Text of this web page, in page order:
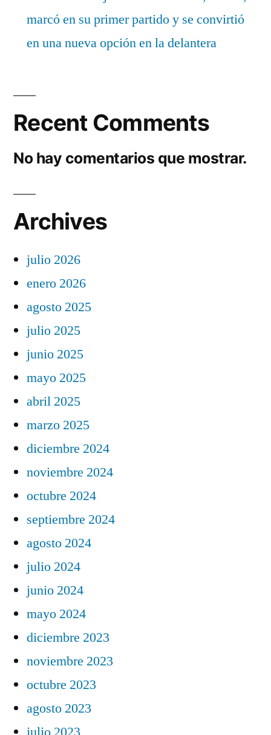
marcó en su primer partido y se convirtió
en una nueva opción en la delantera
Recent Comments
No hay comentarios que mostrar.
Archives
julio 2026
enero 2026
agosto 2025
julio 2025
junio 2025
mayo 2025
abril 2025
marzo 2025
diciembre 2024
noviembre 2024
octubre 2024
septiembre 2024
agosto 2024
julio 2024
junio 2024
mayo 2024
diciembre 2023
noviembre 2023
octubre 2023
agosto 2023